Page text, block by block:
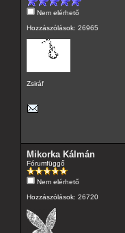
Nem elérhető
Hozzászólások: 26965
Zsiráf
Mikorka Kálmán
Fórumfüggő
Nem elérhető
Hozzászólások: 26720